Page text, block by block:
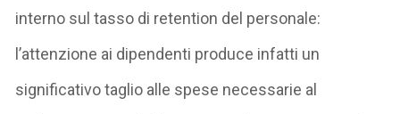
interno sul tasso di retention del personale:
l’attenzione ai dipendenti produce infatti un
significativo taglio alle spese necessarie al